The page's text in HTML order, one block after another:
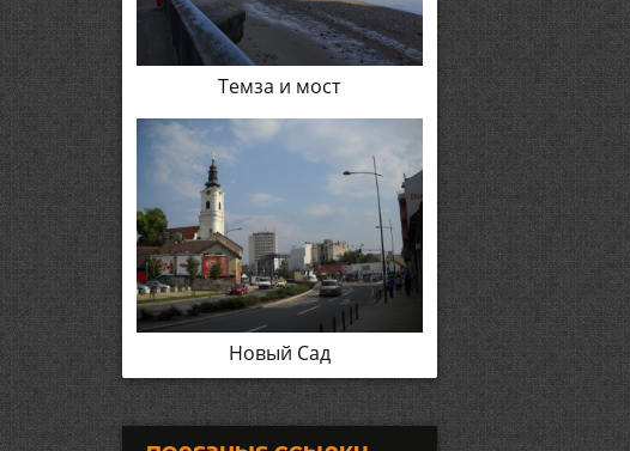
Темза и мост
Новый Сад